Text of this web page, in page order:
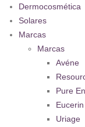
Dermocosmética
Solares
Marcas
Marcas
Avéne
Pure
Eucerin
Uriage